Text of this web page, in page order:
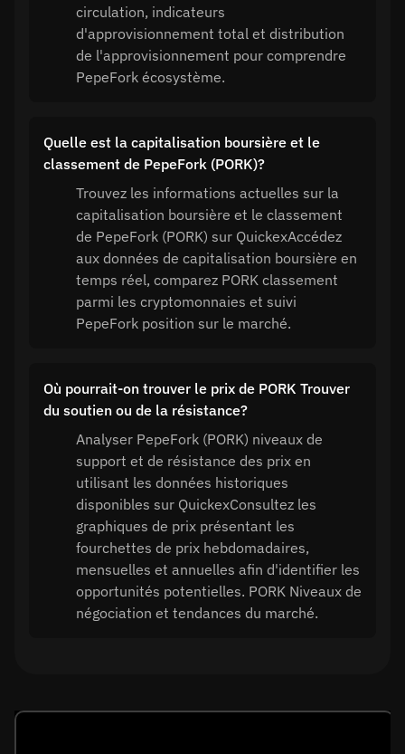
circulation, indicateurs
d'approvisionnement total et distribution
de l'approvisionnement pour comprendre
PepeFork écosystème.
Quelle est la capitalisation boursière et le
classement de PepeFork (PORK)?
Trouvez les informations actuelles sur la
capitalisation boursière et le classement
de PepeFork (PORK) sur QuickexAccédez
aux données de capitalisation boursière en
temps réel, comparez PORK classement
parmi les cryptomonnaies et suivi
PepeFork position sur le marché.
Où pourrait-on trouver le prix de PORK Trouver
du soutien ou de la résistance?
Analyser PepeFork (PORK) niveaux de
support et de résistance des prix en
utilisant les données historiques
disponibles sur QuickexConsultez les
graphiques de prix présentant les
fourchettes de prix hebdomadaires,
mensuelles et annuelles afin d'identifier les
opportunités potentielles. PORK Niveaux de
négociation et tendances du marché.